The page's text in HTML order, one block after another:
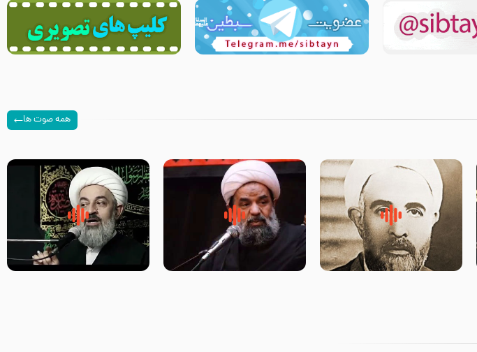
همه صوت ها
روضه‌ی مجلس یزید ملعون و
اسارت اهل‌بیت علیهم‌السلام –
سلام جوانی که امام حسین علیه
السلام خودش جوابش را دادند
زیارتی که اسباب رزق زیاد و عمر
طولانی است حجت السلام حسین